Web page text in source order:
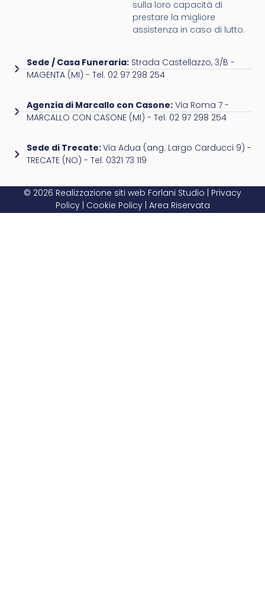
sulla loro capacità di
prestare la migliore
assistenza in caso di lutto.
Sede / Casa Funeraria:Strada Castellazzo, 3/B -
MAGENTA (MI) - Tel. 02 97 298 254
Agenzia di Marcallo con Casone:Via Roma 7 -
MARCALLO CON CASONE (MI) - Tel. 02 97 298 254
Sede di Trecate:Via Adua (ang. Largo Carducci 9) -
TRECATE (NO) - Tel. 0321 73 119
© 2026 Realizzazione siti web Forlani Studio
Privacy
Policy| Cookie Policy| Area Riservata